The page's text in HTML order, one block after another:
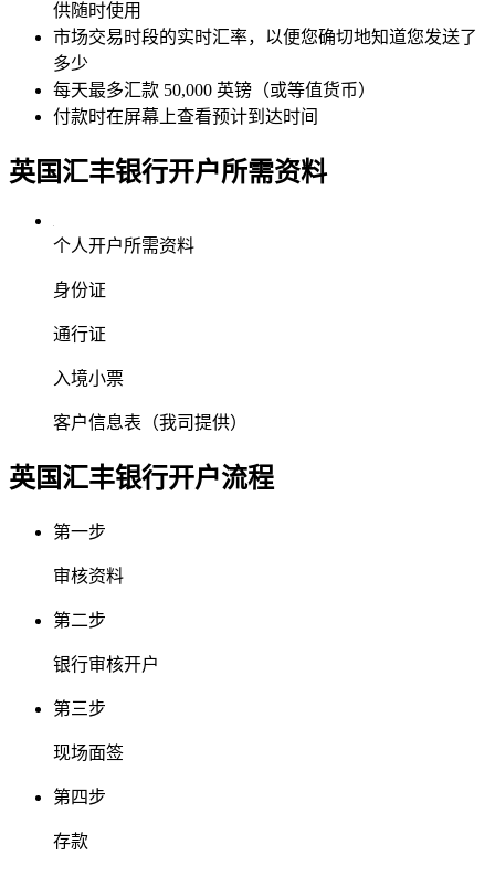
供随时使用
市场交易时段的实时汇率，以便您确切地知道您发送了
多少
每天最多汇款 50,000 英镑（或等值货币）
付款时在屏幕上查看预计到达时间
英国汇丰银行开户所需资料
个人开户所需资料
身份证
通行证
入境小票
客户信息表（我司提供）
英国汇丰银行开户流程
第一步
审核资料
第二步
银行审核开户
第三步
现场面签
第四步
存款